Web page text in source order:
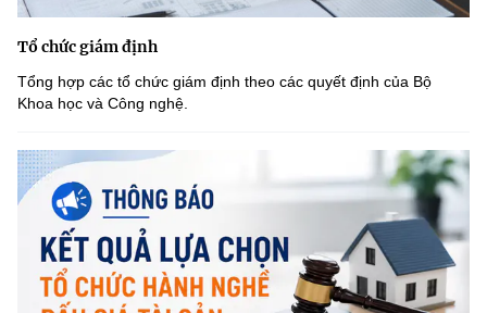
Tổ chức giám định
Tổng hợp các tổ chức giám định theo các quyết định của Bộ
Khoa học và Công nghệ.